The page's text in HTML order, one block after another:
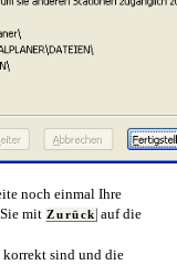
noch einmal Ihre
mit Zurück auf die
korrekt sind und die